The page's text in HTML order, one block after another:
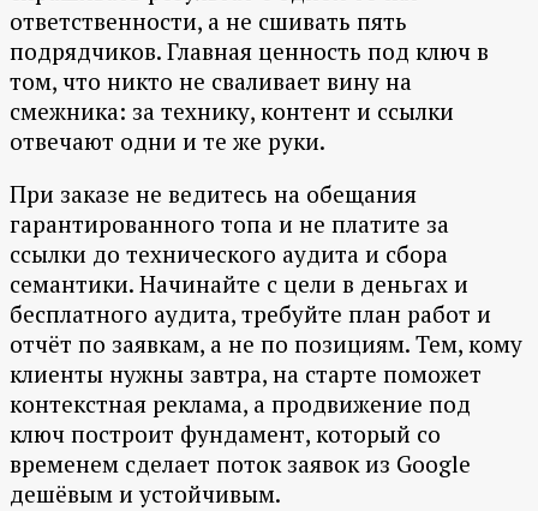
ответственности, а не сшивать пять
подрядчиков. Главная ценность под ключ в
том, что никто не сваливает вину на
смежника: за технику, контент и ссылки
отвечают одни и те же руки.
При заказе не ведитесь на обещания
гарантированного топа и не платите за
ссылки до технического аудита и сбора
семантики. Начинайте с цели в деньгах и
бесплатного аудита, требуйте план работ и
отчёт по заявкам, а не по позициям. Тем, кому
клиенты нужны завтра, на старте поможет
контекстная реклама, а продвижение под
ключ построит фундамент, который со
временем сделает поток заявок из Google
дешёвым и устойчивым.